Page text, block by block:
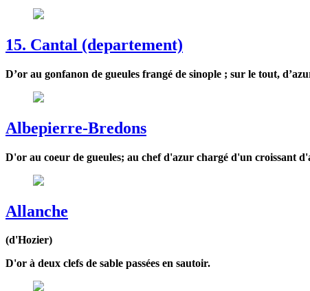
15. Cantal (departement)
D’or au gonfanon de gueules frangé de sinople ; sur le tout,
Albepierre-Bredons
D'or au coeur de gueules; au chef d'azur chargé d'un croissant
Allanche
(d'Hozier)
D'or à deux clefs de sable passées en sautoir.